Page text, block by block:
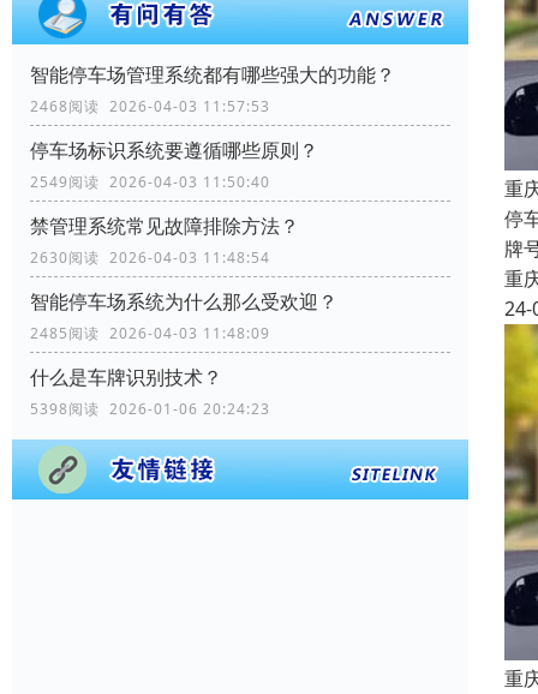
智能停车场管理系统都有哪些强大的功能？
2468阅读 2026-04-03 11:57:53
停车场标识系统要遵循哪些原则？
2549阅读 2026-04-03 11:50:40
禁管理系统常见故障排除方法？
2630阅读 2026-04-03 11:48:54
智能停车场系统为什么那么受欢迎？
2485阅读 2026-04-03 11:48:09
什么是车牌识别技术？
5398阅读 2026-01-06 20:24:23
重
停
牌
重
24-
重